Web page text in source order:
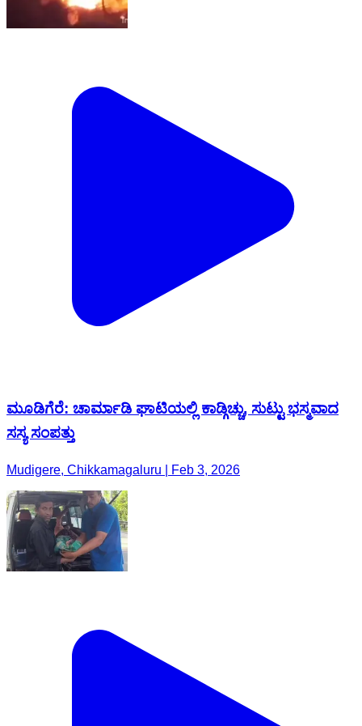
ಮೂಡಿಗೆರೆ: ಚಾರ್ಮಾಡಿ ಘಾಟಿಯಲ್ಲಿ ಕಾಡ್ಗಿಚ್ಚು, ಸುಟ್ಟು ಭಸ್ಮವಾದ
ಸಸ್ಯ ಸಂಪತ್ತು
Mudigere, Chikkamagaluru | Feb 3, 2026